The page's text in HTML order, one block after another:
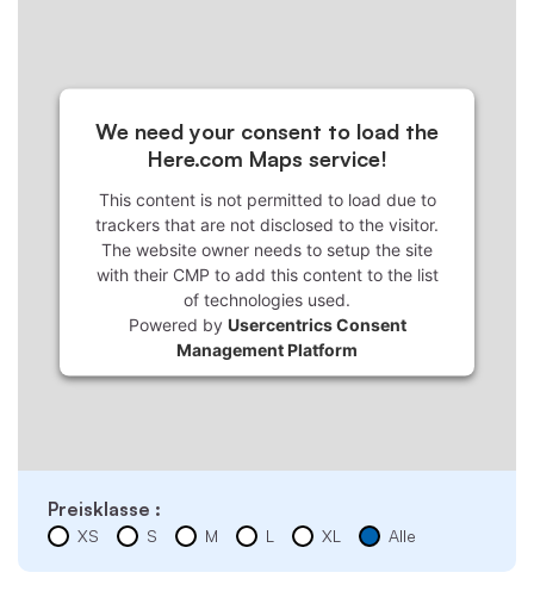
We need your consent to load the
Here.com Maps service!
This content is not permitted to load due to
trackers that are not disclosed to the visitor.
The website owner needs to setup the site
with their CMP to add this content to the list
of technologies used.
Powered by Usercentrics Consent
Management Platform
Preisklasse :
XS S M L XL Alle